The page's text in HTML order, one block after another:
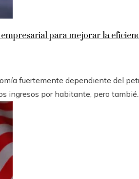
para mejorar la
fuertemente dependiente del
ingresos por habitante, pero